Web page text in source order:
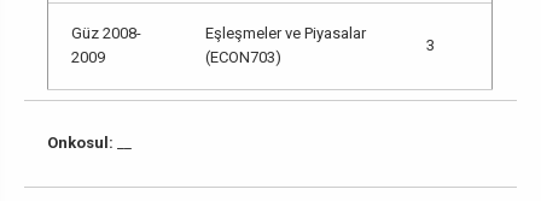
Güz 2008-
2009
Eşleşmeler ve Piyasalar
(ECON703)
3
Onkosul: